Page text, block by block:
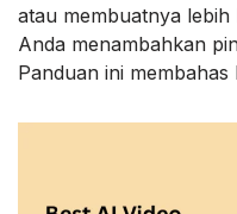
atau membuatnya
Anda menambahkan
Panduan ini